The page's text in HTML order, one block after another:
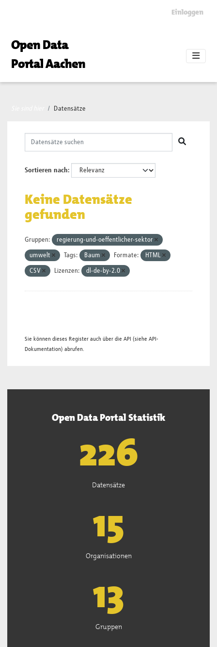
Einloggen
Open Data
Portal Aachen
Datensätze
Sortieren nach
Keine Datensätze
gefunden
Gruppen: regierung-und-oeffentlicher-sektor
umwelt Tags: Baum Formate: HTML
CSV Lizenzen: dl-de-by-2.0
Sie können dieses Register auch über die API (siehe API-
Dokumentation) abrufen.
Open Data Portal Statistik
226
Datensätze
15
Organisationen
13
Gruppen